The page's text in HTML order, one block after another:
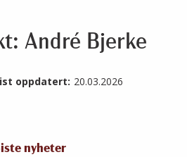
André Bjerke
oppdatert: 20.03.2026
nyheter